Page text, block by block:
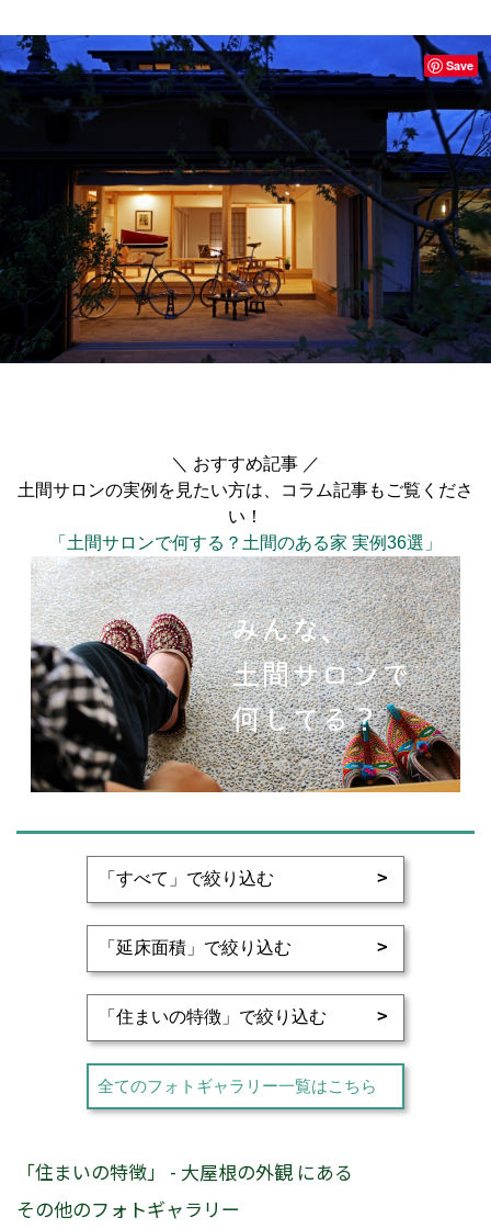
Save
＼ おすすめ記事 ／
土間サロンの実例を見たい方は、コラム記事もご覧くださ
い！
「土間サロンで何する？土間のある家 実例36選」
全てのフォトギャラリー一覧はこちら
「住まいの特徴」 - 大屋根の外観 にある
その他のフォトギャラリー